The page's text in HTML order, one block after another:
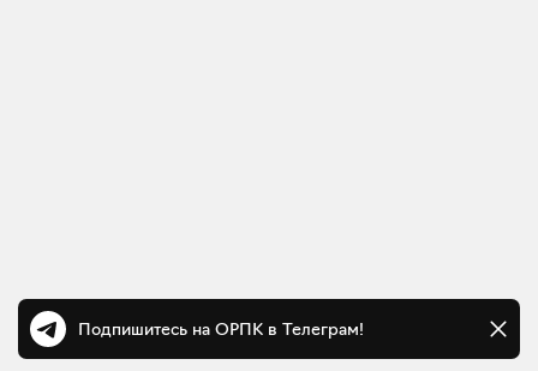
Подпишитесь на ОРПК в Телеграм!